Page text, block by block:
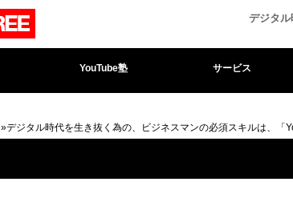
デジタ
YouTube塾 サービス
»デジタル時代を生き抜く為の、ビジネスマンの必須スキルは、「